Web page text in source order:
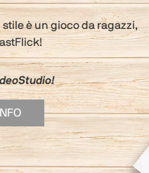
è un gioco da ragazzi,